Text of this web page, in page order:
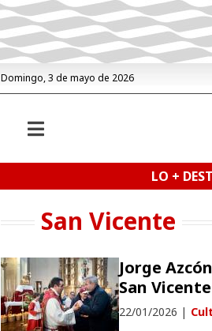
Domingo, 3 de mayo de 2026
LO +
San Vicente
Jorge
San Vicente
22/01/2026 |